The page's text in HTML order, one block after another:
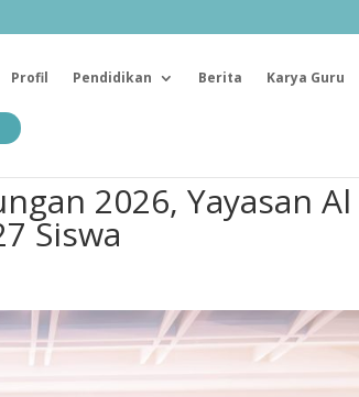
Profil Pendidikan Berita Karya Guru
2026, Yayasan Al
Siswa